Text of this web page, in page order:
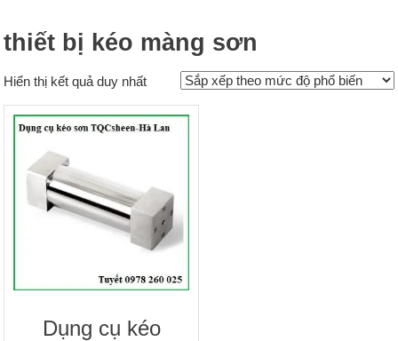
thiết bị kéo màng sơn
Hiển thị kết quả duy nhất
Dụng cụ kéo